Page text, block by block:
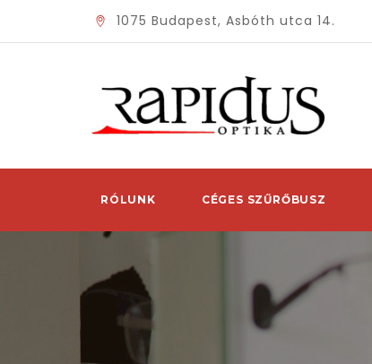
1075 Budapest, Asbóth utca 14.
RÓLUNK CÉGES SZŰRŐBUSZ